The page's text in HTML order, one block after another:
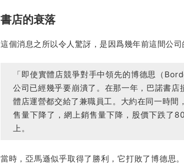
書店的衰落
這個消息之所以令人驚訝，是因爲幾年前這間公司
「即使實體店競爭對手中領先的博德思（
公司已經幾乎要崩潰了。在那一年，巴諾書
體店運營都交給了兼職員工。大約在同一時
售量下降了，網上銷售量下降，股價下跌了
上。
當時，亞馬遜似乎取得了勝利，它打敗了博德